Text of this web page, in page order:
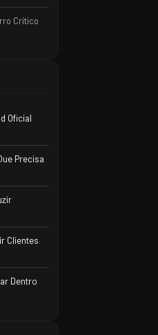
Crítico
Oficial
Precisa
Clientes
Dentro